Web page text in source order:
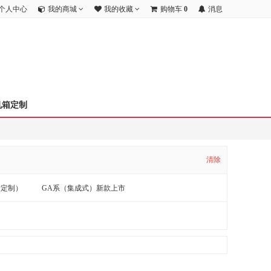
人中心 我的商城 我的收藏 购物车 0 消息
定制
清除
制） GA系（集成式）新款上市